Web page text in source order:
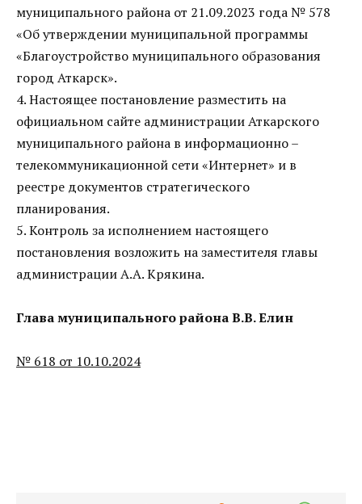
муниципального района от 21.09.2023 года № 578
«Об утверждении муниципальной программы
«Благоустройство муниципального образования
город Аткарск».
4. Настоящее постановление разместить на
официальном сайте администрации Аткарского
муниципального района в информационно –
телекоммуникационной сети «Интернет» и в
реестре документов стратегического
планирования.
5. Контроль за исполнением настоящего
постановления возложить на заместителя главы
администрации А.А. Крякина.
Глава муниципального района В.В. Елин
№ 618 от 10.10.2024